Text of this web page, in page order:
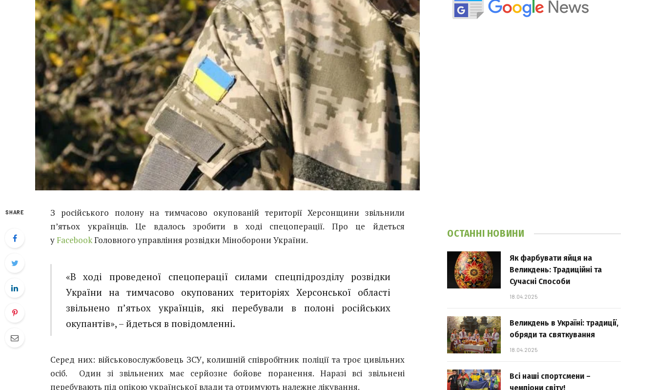
SHARE
З російського полону на тимчасово окупованій території Херсонщини звільнили
п’ятьох українців. Це вдалось зробити в ході спецоперації. Про це йдеться
у FacebookГоловного управління розвідки Міноборони України.
«В ході проведеної спецоперації силами спецпідрозділу розвідки
України на тимчасово окупованих територіях Херсонської області
звільнено п’ятьох українців, які перебували в полоні російських
окупантів», – йдеться в повідомленні.
Серед них: військовослужбовець ЗСУ, колишній співробітник поліції та троє цивільних
осіб. Один зі звільнених має серйозне бойове поранення. Наразі всі звільнені
перебувають під опікою української влади та отримують належне лікування.
ОСТАННІ НОВИНИ
Як фарбувати яйця на
Великдень: Традиційні та
Сучасні Способи
18.04.2025
Великдень в Україні: традиції,
обряди та святкування
18.04.2025
Всі наші спортсмени –
чемпіони світу!